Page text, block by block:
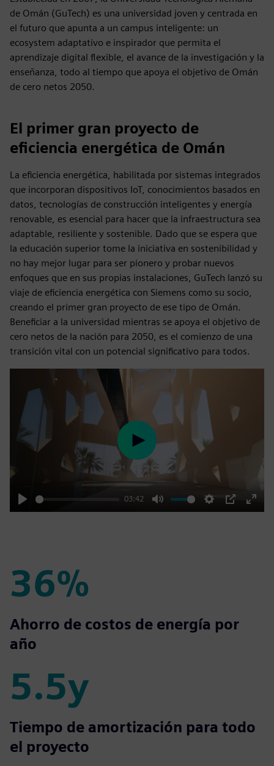
de Omán (GuTech) es una universidad joven y centrada en
el futuro que apunta a un campus inteligente: un
ecosystem adaptativo e inspirador que permita el
aprendizaje digital flexible, el avance de la investigación y la
enseñanza, todo al tiempo que apoya el objetivo de Omán
de cero netos 2050.
El primer gran proyecto de
eficiencia energética de Omán
La eficiencia energética, habilitada por sistemas integrados
que incorporan dispositivos IoT, conocimientos basados en
datos, tecnologías de construcción inteligentes y energía
renovable, es esencial para hacer que la infraestructura sea
adaptable, resiliente y sostenible. Dado que se espera que
la educación superior tome la iniciativa en sostenibilidad y
no hay mejor lugar para ser pionero y probar nuevos
enfoques que en sus propias instalaciones, GuTech lanzó su
viaje de eficiencia energética con Siemens como su socio,
creando el primer gran proyecto de ese tipo de Omán.
Beneficiar a la universidad mientras se apoya el objetivo de
cero netos de la nación para 2050, es el comienzo de una
transición vital con un potencial significativo para todos.
Play
03:42
Mute Settings
PIP
Enter
Play
36%
36%
Ahorro de costos de energía por
año
5.5y
5.5y
Tiempo de amortización para todo
el proyecto